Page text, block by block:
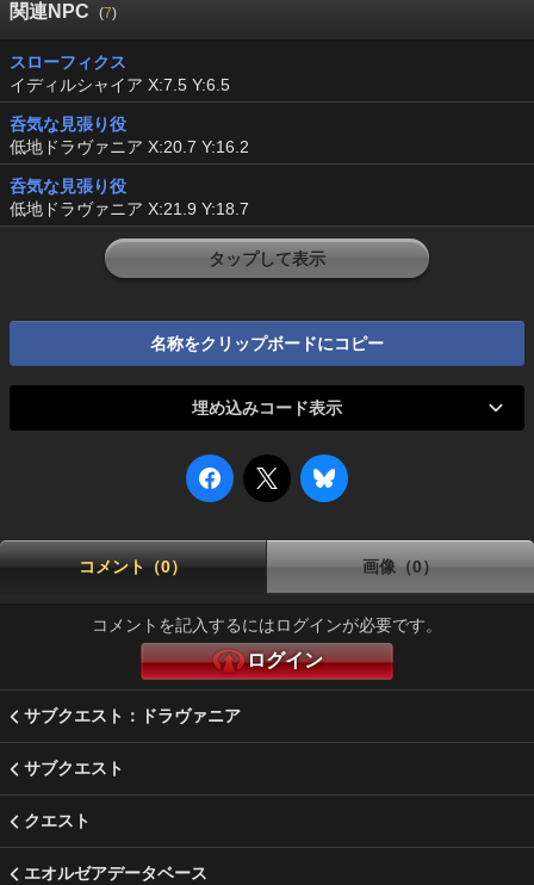
関連NPC (7)
スローフィクス
イディルシャイア X:7.5 Y:6.5
呑気な見張り役
低地ドラヴァニア X:20.7 Y:16.2
呑気な見張り役
低地ドラヴァニア X:21.9 Y:18.7
タップして表示
名称をクリップボードにコピー
埋め込みコード表示
コメント（0） 画像（0）
コメントを記入するにはログインが必要です。
ログイン
サブクエスト：ドラヴァニア
サブクエスト
クエスト
エオルゼアデータベース